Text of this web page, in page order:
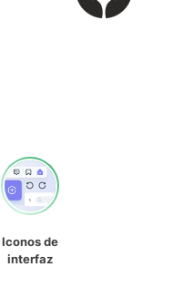
Iconos de
interfaz